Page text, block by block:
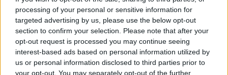
processing of your personal or sensitive information for
targeted advertising by us, please use the below opt-out
section to confirm your selection. Please note that after your
opt-out request is processed you may continue seeing
interest-based ads based on personal information utilized by
us or personal information disclosed to third parties prior to
your opt-out. You may separately opt-out of the further
risultati.
La nuova specie è in fase di descrizione (curata da Paolo Fontana
e Leonardo Forbicioni) nell’ambito di un articolo scientifico sulle
attuali conoscenze degli Embiotteri dell’Arcipelago Toscano. Una
volta pubblicato sarà quindi reso noto alla cittadinanza anche
questo ulteriore tassello che si va ad aggiungere all’immenso